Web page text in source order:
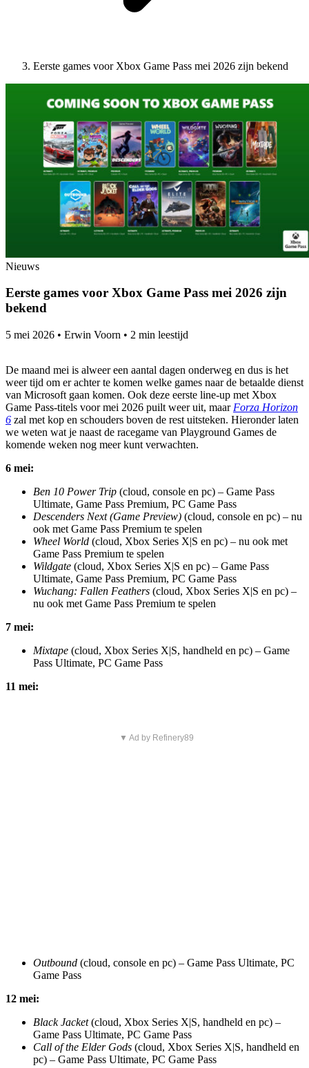
Eerste games voor Xbox Game Pass mei 2026 zijn bekend
Nieuws
Eerste games voor Xbox Game Pass mei 2026 zijn
bekend
5 mei 2026 • Erwin Voorn • 2 min leestijd
De maand mei is alweer een aantal dagen onderweg en dus is het
weer tijd om er achter te komen welke games naar de betaalde dienst
van Microsoft gaan komen. Ook deze eerste line-up met Xbox
Game Pass-titels voor mei 2026 puilt weer uit, maar Forza Horizon
6 zal met kop en schouders boven de rest uitsteken. Hieronder laten
we weten wat je naast de racegame van Playground Games de
komende weken nog meer kunt verwachten.
6 mei:
Ben 10 Power Trip (cloud, console en pc) – Game Pass
Ultimate, Game Pass Premium, PC Game Pass
Descenders Next (Game Preview) (cloud, console en pc) – nu
ook met Game Pass Premium te spelen
Wheel World (cloud, Xbox Series X|S en pc) – nu ook met
Game Pass Premium te spelen
Wildgate (cloud, Xbox Series X|S en pc) – Game Pass
Ultimate, Game Pass Premium, PC Game Pass
Wuchang: Fallen Feathers (cloud, Xbox Series X|S en pc) –
nu ook met Game Pass Premium te spelen
7 mei:
Mixtape (cloud, Xbox Series X|S, handheld en pc) – Game
Pass Ultimate, PC Game Pass
11 mei:
▼ Ad by Refinery89
Outbound (cloud, console en pc) – Game Pass Ultimate, PC
Game Pass
12 mei:
Black Jacket(cloud, Xbox Series X|S, handheld en pc) –
Game Pass Ultimate, PC Game Pass
Call of the Elder Gods (cloud, Xbox Series X|S, handheld en
pc) – Game Pass Ultimate, PC Game Pass